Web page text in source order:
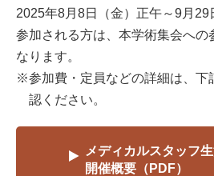
2025年8月8日（金）正午～9月29
参加される方は、本学術集会への
なります。
※参加費・定員などの詳細は、下
認ください。
メディカルスタッフ
開催概要（PDF）